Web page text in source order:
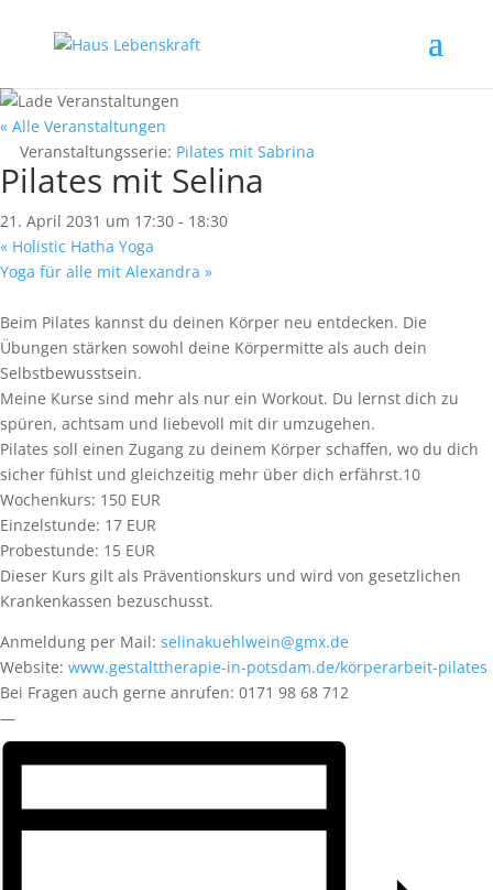
« Alle Veranstaltungen
Veranstaltungsserie: Pilates mit Sabrina
Pilates mit Selina
21. April 2031 um 17:30 - 18:30
« Holistic Hatha Yoga
Yoga für alle mit Alexandra »
Beim Pilates kannst du deinen Körper neu entdecken. Die
Übungen stärken sowohl deine Körpermitte als auch dein
Selbstbewusstsein.
Meine Kurse sind mehr als nur ein Workout. Du lernst dich zu
spüren, achtsam und liebevoll mit dir umzugehen.
Pilates soll einen Zugang zu deinem Körper schaffen, wo du dich
sicher fühlst und gleichzeitig mehr über dich erfährst.10
Wochenkurs: 150 EUR
Einzelstunde: 17 EUR
Probestunde: 15 EUR
Dieser Kurs gilt als Präventionskurs und wird von gesetzlichen
Krankenkassen bezuschusst.
Anmeldung per Mail: selinakuehlwein@gmx.de
Website: www.gestalttherapie-in-potsdam.de/körperarbeit-pilates
Bei Fragen auch gerne anrufen: 0171 98 68 712
—